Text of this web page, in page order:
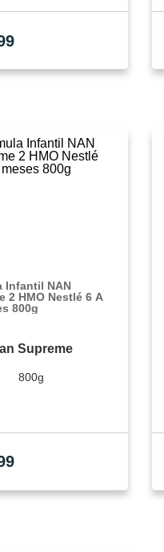
Infantil NAN
2 HMO Nestlé 6 A
800g
Supreme
800g